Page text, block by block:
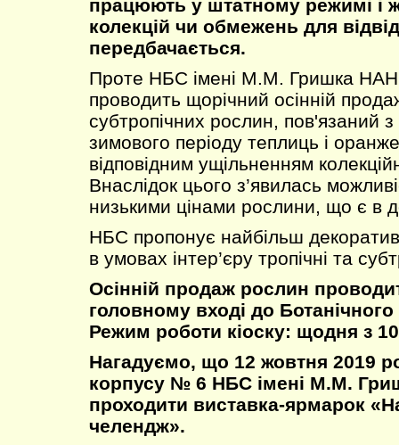
працюють у штатному режимі і
колекцій чи обмежень для
передбачається.
Проте НБС імені М.М. Гришка НАН
проводить щорічний осінній
субтропічних рослин, пов'язаний з
зимового періоду теплиць і
відповідним ущільненням
Внаслідок цього з’явилась
низькими цінами рослини, що є в
НБС пропонує найбільш
в умовах інтер’єру тропічні та
Осінній продаж рослин
головному вході до Ботанічного
Режим роботи кіоску: щодня з
Нагадуємо, що 12 жовтня 2019
корпусу № 6 НБС імені М.М.
проходити виставка-ярмарок
челендж».